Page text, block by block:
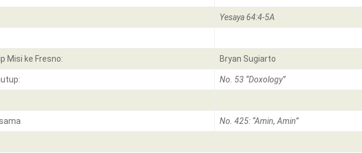
Yesaya 64:4-5A
Misi ke Fresno: Bryan Sugiarto
No. 53 “Doxology”
No. 425: “Amin, Amin”